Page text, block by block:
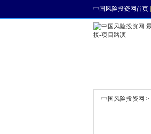
中国风险投资网首页
中国风险投资网 >